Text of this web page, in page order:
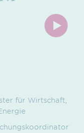
für Wirtschaft,